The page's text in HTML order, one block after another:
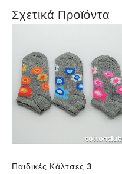
Σχετικά Προϊόντα
Παιδικές Κάλτσες 3